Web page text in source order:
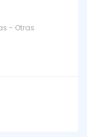
- Otras